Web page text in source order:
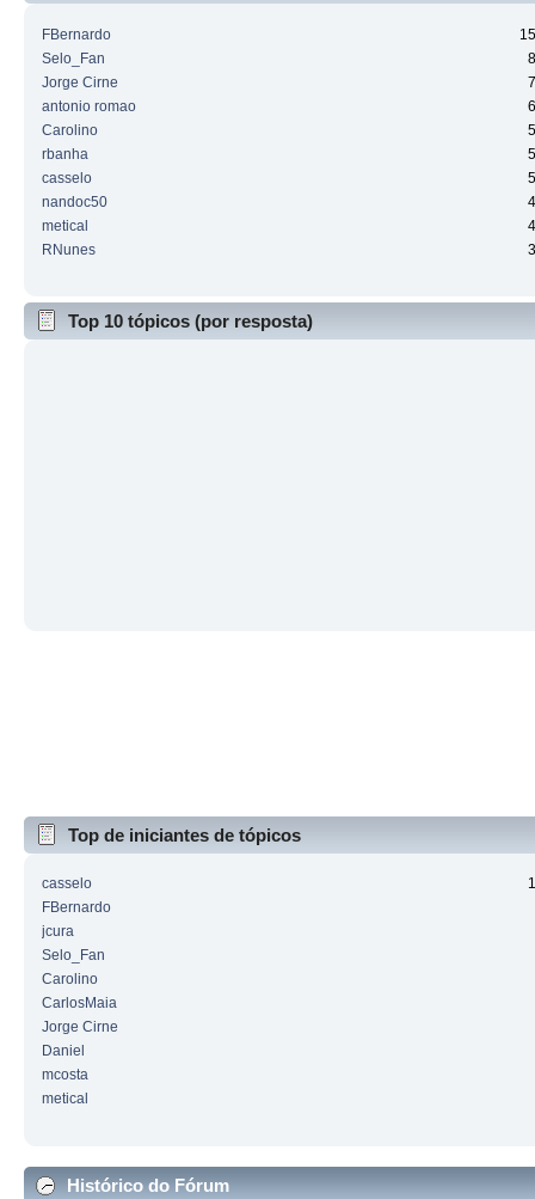
FBernardo
Selo_Fan
Jorge Cirne
antonio romao
Carolino
rbanha
casselo
nandoc50
metical
RNunes
Top 10 tópicos (por resposta)
Top de iniciantes de tópicos
casselo
FBernardo
jcura
Selo_Fan
Carolino
CarlosMaia
Jorge Cirne
Daniel
mcosta
metical
Histórico do Fórum